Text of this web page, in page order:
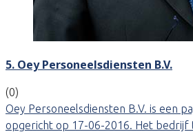
5. Oey Personeelsdiensten B.V.
(0)
Oey Personeelsdiensten B.V. is een
opgericht op 17-06-2016. Het